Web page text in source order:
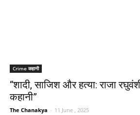
Crime कहानी
“शादी, साजिश और हत्या: राजा
कहानी”
The Chanakya - 11 June , 2025